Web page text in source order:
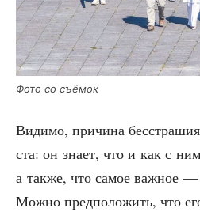
Фото со съёмок
Види­мо, при­чи­на
ста: он зна­ет, что и как с
а так­же, что самое важ­ное —
Мож­но пред­по­ло­жить, что